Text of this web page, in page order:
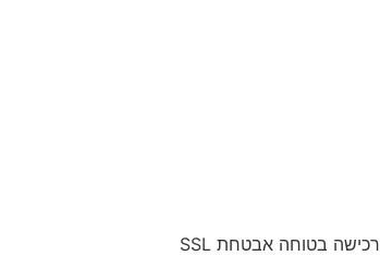
רכישה בטוחה אבטחת SSL